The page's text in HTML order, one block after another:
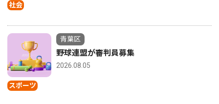
社会
スポーツ
青葉区
野球連盟が審判員募集
2026.08.05